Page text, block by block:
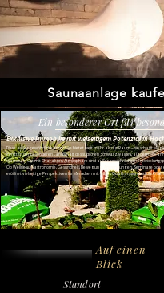
Saunaanlage
Ein besonderer Ort für
Exklusive Immobilie mit vielseitigem Potenzial in
Diese außergewöhnliche Immobilie bietet weit mehr als nur Raum – sie schafft
Inmitten der besonderen Landschaft des südlichen Schwarzwaldes, auf dem
wartet ein Ort mit Charakter, Atmosphäre und außergewöhnlichem
Ob Wellness, Gastronomie, Gesundheit, Bewegung, Anwendungen, Seminare
eröffnet vielseitige Perspektiven für Menschen mit Vision, Qualitätssinn und
Auf einen
Blick
Standort